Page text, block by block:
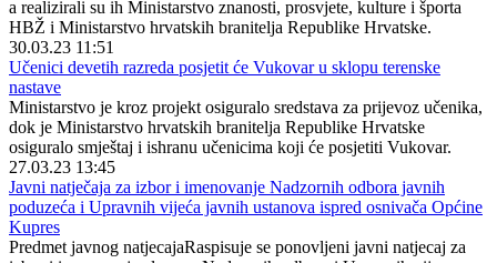
a realizirali su ih Ministarstvo znanosti, prosvjete, kulture i športa
HBŽ i Ministarstvo hrvatskih branitelja Republike Hrvatske.
30.03.23 11:51
Učenici devetih razreda posjetit će Vukovar u sklopu terenske
nastave
Ministarstvo je kroz projekt osiguralo sredstava za prijevoz učenika,
dok je Ministarstvo hrvatskih branitelja Republike Hrvatske
osiguralo smještaj i ishranu učenicima koji će posjetiti Vukovar.
27.03.23 13:45
Javni natječaja za izbor i imenovanje Nadzornih odbora javnih
poduzeća i Upravnih vijeća javnih ustanova ispred osnivača Općine
Kupres
Predmet javnog natjecajaRaspisuje se ponovljeni javni natjecaj za